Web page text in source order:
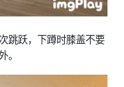
跳跃，下蹲时膝盖不要
。